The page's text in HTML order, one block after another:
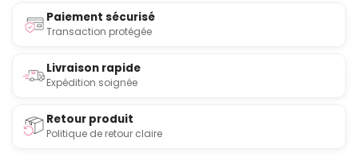
Paiement sécurisé
Transaction protégée
Livraison rapide
Expédition soignée
Retour produit
Politique de retour claire